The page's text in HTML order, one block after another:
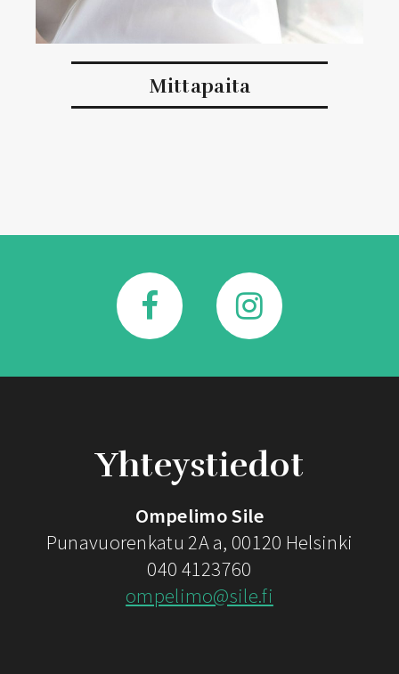
Mittapaita
Yhteystiedot
Ompelimo Sile
Punavuorenkatu 2A a, 00120 Helsinki
040 4123760
ompelimo@sile.fi